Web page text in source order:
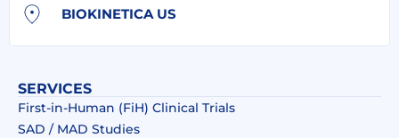
BIOKINETICA US
SERVICES
First-in-Human (FiH) Clinical Trials
SAD / MAD Studies